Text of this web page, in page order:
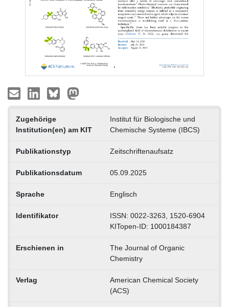
Zugehörige
Institution(en) am KIT
Institut für Biologische und
Chemische Systeme (IBCS)
Publikationstyp Zeitschriftenaufsatz
Publikationsdatum 05.09.2025
Sprache Englisch
Identifikator
ISSN: 0022-3263, 1520-6904
KITopen-ID: 1000184387
Erschienen in
The Journal of Organic
Chemistry
Verlag
American Chemical Society
(ACS)